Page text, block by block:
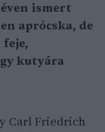
ismert
aprócska, de
kutyára
Carl Friedrich